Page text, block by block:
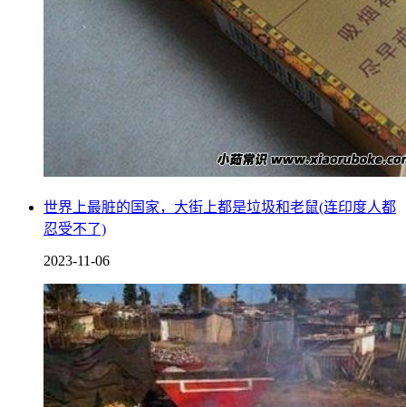
世界上最脏的国家，大街上都是垃圾和老鼠(连印度人都
忍受不了)
2023-11-06